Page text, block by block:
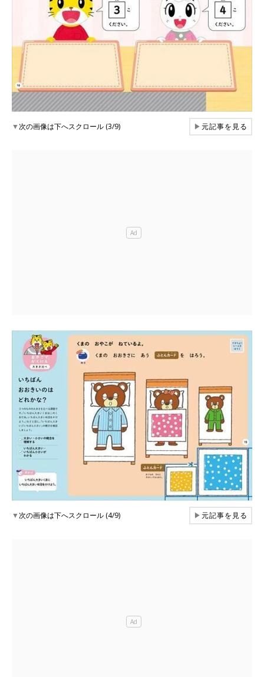
▼次の画像は下へスクロール (3/9) ▶元記事を見る
▼次の画像は下へスクロール (4/9) ▶元記事を見る